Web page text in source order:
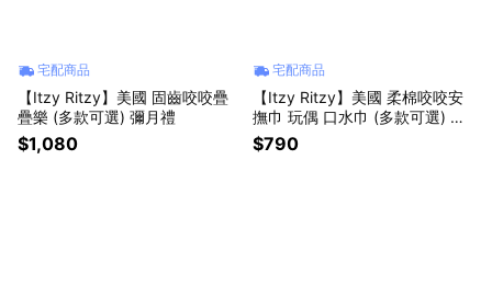
宅配商品
【Itzy Ritzy】美國 固齒咬咬疊
疊樂 (多款可選) 彌月禮
$1,080
宅配商品
【Itzy Ritzy】美國 柔棉咬咬安
撫巾 玩偶 口水巾 (多款可選) 彌
月禮
$790